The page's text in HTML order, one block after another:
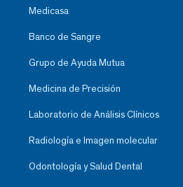
Medicasa
Banco de Sangre
Grupo de Ayuda Mutua
Medicina de Precisión
Laboratorio de Análisis Clínicos
Radiología e Imagen molecular
Odontología y Salud Dental